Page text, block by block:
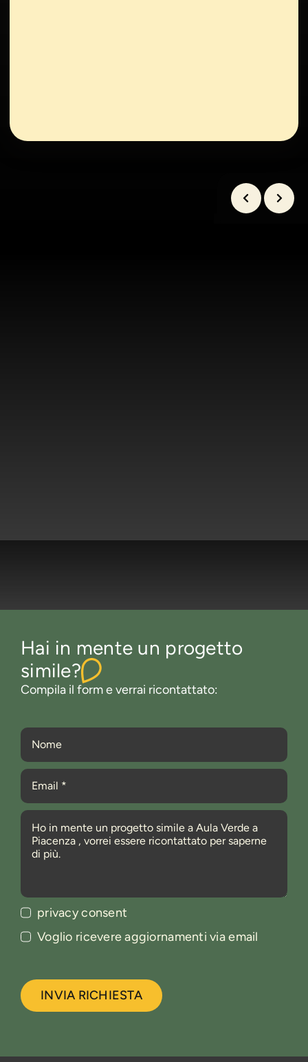
Hai in mente un progetto
simile?
Compila il form e verrai ricontattato:
privacy consent
Voglio ricevere aggiornamenti via email
INVIA RICHIESTA